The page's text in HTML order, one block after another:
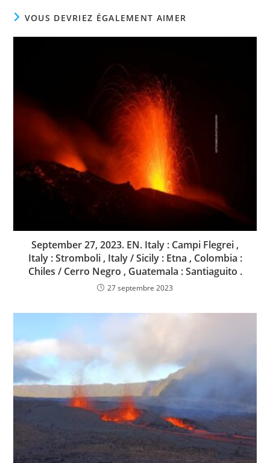
VOUS DEVRIEZ ÉGALEMENT AIMER
September 27, 2023. EN. Italy : Campi Flegrei ,
Italy : Stromboli , Italy / Sicily : Etna , Colombia :
Chiles / Cerro Negro , Guatemala : Santiaguito .
27 septembre 2023